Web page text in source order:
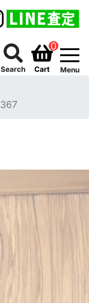
Search
0
Cart Menu